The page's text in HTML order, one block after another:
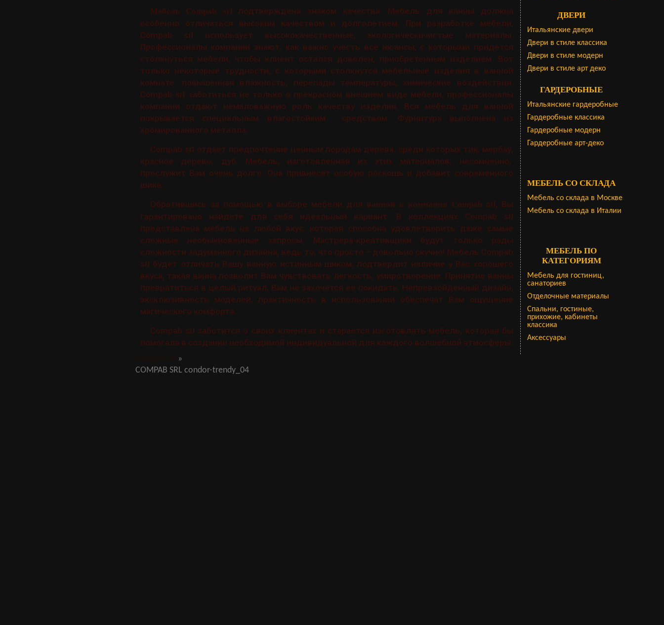
Мебель Compab srl
подтверждена знаком качества. Мебель для ванны должна
особенно отличаться высоким качеством и долголетием. При разработке мебели,
Compab srl использует высококачественные, экологическичистые материалы.
Профессионалы компании знают, как важно учесть все нюансы, с которыми придется
столкнуться мебели, чтобы клиент остался доволен, приобретенным изделием. Вот
только некоторые трудности, с которыми столкнутся мебельные изделия в ванной
комнате: повышенная влажность, перепады температуры, химические воздействия.
Compab srl заботиться не только о прекрасном внешнем виде мебели, профессионалы
компании отдают немаловажную роль качеству изделия. Вся мебель для ванной
покрывается специальным влагостойким средством. Фурнитура выполнена из
хромированного металла.
Compab srl отдает предпочтение ценным породам дерева, среди которых тик, мербау,
красное дерево, дуб. Мебель, изготовленная из этих материалов, несомненно,
прослужит Вам очень долго. Она привнесет особую роскошь и добавит современного
шика.
Обратившись за помощью в выборе мебели для ванной к компании Compabsrl, Вы
гарантировано найдете для себя идеальный вариант. В коллекциях Compab srl
представлена мебель на любой вкус, которая способна удовлетворить даже самые
сложные необыкновенные запросы. Мастрера-креативщики будут только рады
сложности задуманного дизайна, ведь то, что просто – довольно скучно! Мебель Compab
srl будет отличать Вашу ванную истинным шиком, подтвердит наличие у Вас хорошего
вкуса, такая ванна позволит Вам чувствовать легкость, умиротворение. Принятие ванны
превратиться в целый ритуал, Вам не захочется ее покидать. Непревзойденный дизайн,
эксклюзивность моделей, практичность в использовании обеспечат Вам ощущение
магического комфорта.
Compab srl заботится о своих клиентах и старается изготовлять мебель, которая бы
помогала в создании необходимой индивидуальной для каждого волшебной атмосферы.
»
СОМРАВ SRL condor-trendy_04
ДВЕРИ
Итальянские двери
Двери в стиле классика
Двери в стиле модерн
Двери в стиле арт деко
ГАРДЕРОБНЫЕ
Итальянские гардеробные
Гардеробные классика
Гардеробные модерн
Гардеробные арт-деко
МЕБЕЛЬ СО СКЛАДА
Мебель со склада в Москве
Мебель со склада в Италии
МЕБЕЛЬ ПО
КАТЕГОРИЯМ
Мебель для гостиниц,
санаториев
Отделочные материалы
Спальни, гостиные,
прихожие, кабинеты
классика
Аксессуары